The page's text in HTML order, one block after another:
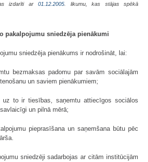
izdarīti ar01.12.2005 . likumu, kas stājas spēkā
pakalpojumu sniedzēja pienākumi
sniedzēja pienākums ir nodrošināt, lai:
bezmaksas padomu par savām sociālajām
un saviem pienākumiem;
to ir tiesības, saņemtu attiecīgos sociālos
un pilnā mērā;
pieprasīšana un saņemšana būtu pēc
sniedzēji sadarbojas ar citām institūcijām